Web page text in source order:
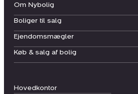
Hovedkontor
Om Nybolig
Boliger til salg
Ejendomsmægler
Køb & salg af bolig